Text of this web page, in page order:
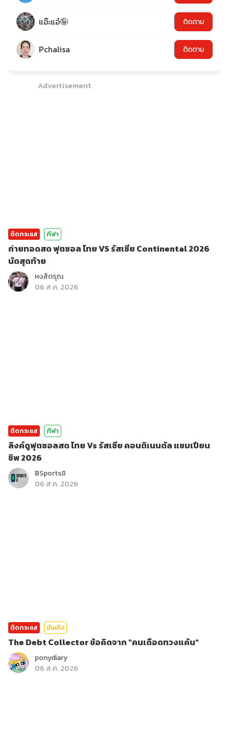
แอ๊ะแอ๋🤪 ติดตาม
Pchalisa ติดตาม
Advertisement
ติดกระแส กีฬา
ถ่ายทอดสด ฟุตซอล ไทย VS รัสเซีย Continental 2026
นัดสุดท้าย
หงส์ดรุณ
06 ส.ค. 2026
ติดกระแส กีฬา
ลิงค์ดูฟุตซอลสด ไทย Vs รัสเซีย คอนติเนนตัล แชมเปียน
ชิพ 2026
BSports8
06 ส.ค. 2026
ติดกระแส บันเทิง
The Debt Collector ข้อคิดจาก "คนเดือดทวงแค้น"
ponydiary
06 ส.ค. 2026